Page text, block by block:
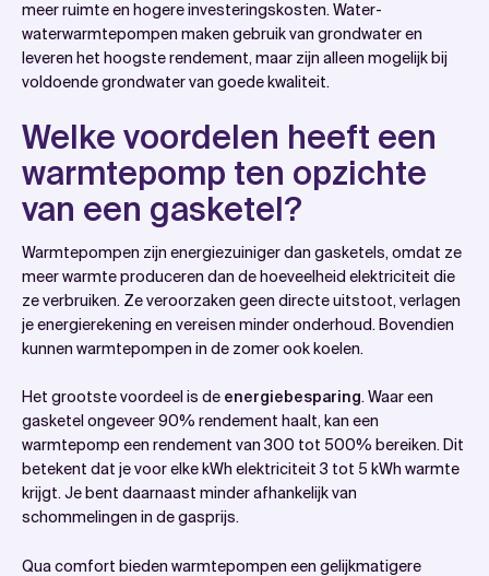
meer ruimte en hogere investeringskosten. Water-
waterwarmtepompen maken gebruik van grondwater en
leveren het hoogste rendement, maar zijn alleen mogelijk bij
voldoende grondwater van goede kwaliteit.
Welke voordelen heeft een
warmtepomp ten opzichte
van een gasketel?
Warmtepompen zijn energiezuiniger dan gasketels, omdat ze
meer warmte produceren dan de hoeveelheid elektriciteit die
ze verbruiken. Ze veroorzaken geen directe uitstoot, verlagen
je energierekening en vereisen minder onderhoud. Bovendien
kunnen warmtepompen in de zomer ook koelen.
Het grootste voordeel is de energiebesparing. Waar een
gasketel ongeveer 90% rendement haalt, kan een
warmtepomp een rendement van 300 tot 500% bereiken. Dit
betekent dat je voor elke kWh elektriciteit 3 tot 5 kWh warmte
krijgt. Je bent daarnaast minder afhankelijk van
schommelingen in de gasprijs.
Qua comfort bieden warmtepompen een gelijkmatigere